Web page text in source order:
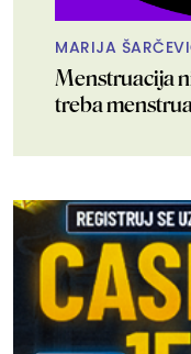
MARIJA
Menstruacija
treba